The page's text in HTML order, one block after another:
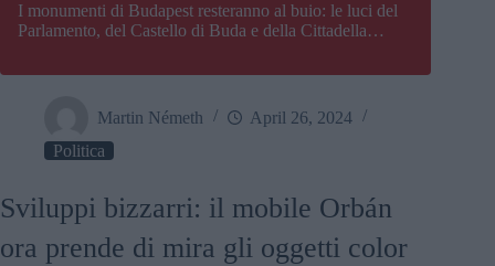
I monumenti di Budapest resteranno al buio: le luci del
Parlamento, del Castello di Buda e della Cittadella
Martin Németh
April 26, 2024
Politica
Sviluppi bizzarri: il mobile Orbán
ora prende di mira gli oggetti color